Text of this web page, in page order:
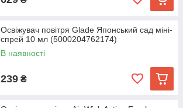
Освіжувач повітря Glade Японський сад міні-
спрей 10 мл (5000204762174)
В наявності
239 ₴